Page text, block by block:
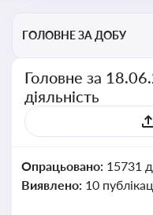
перевірки статусу
ГОЛОВНЕ ЗА ДОБУ
Головне за
діяльність
Опрацьовано: 15731
Виявлено: 10